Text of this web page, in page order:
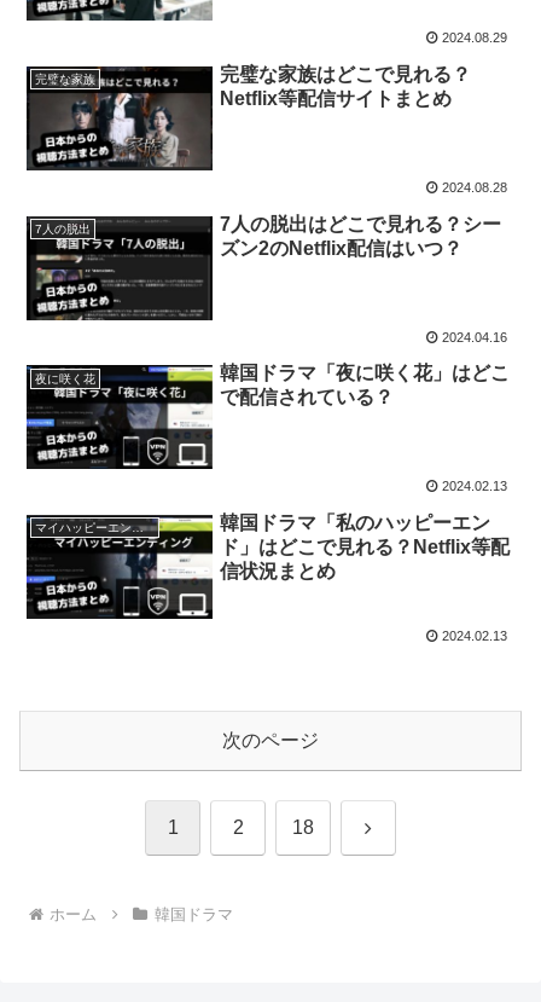
2024.08.29
完璧な家族
完璧な家族はどこで見れる？
Netflix等配信サイトまとめ
2024.08.28
7人の脱出
7人の脱出はどこで見れる？シー
ズン2のNetflix配信はいつ？
2024.04.16
夜に咲く花
韓国ドラマ「夜に咲く花」はどこ
で配信されている？
2024.02.13
マイハッピーエンディング
韓国ドラマ「私のハッピーエン
ド」はどこで見れる？Netflix等配
信状況まとめ
2024.02.13
次のページ
1 2 18 次
ホーム 韓国ドラマ